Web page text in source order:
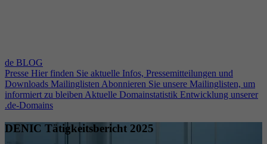
de BLOG
Presse Hier finden Sie aktuelle Infos, Pressemitteilungen und
Downloads Mailinglisten Abonnieren Sie unsere Mailinglisten, um
informiert zu bleiben Aktuelle Domainstatistik Entwicklung unserer
.de-Domains
DENIC Tätigkeitsbericht 2025